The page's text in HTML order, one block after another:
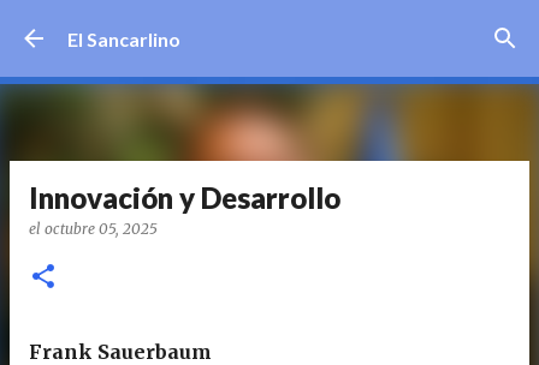
El Sancarlino
Innovación y Desarrollo
el octubre 05, 2025
Frank Sauerbaum